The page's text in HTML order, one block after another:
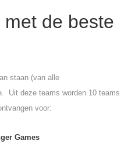
de beste
staan (van alle
Uit deze teams worden 10 teams
voor:
Games